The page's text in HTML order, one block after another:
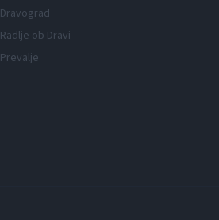
Dravograd
Radlje ob Dravi
Prevalje